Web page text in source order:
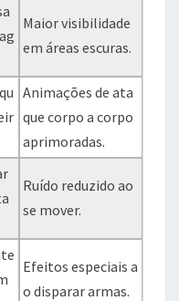
Maior visibilidade
em áreas escuras.
Animações de ata
que corpo a corpo
aprimoradas.
Ruído reduzido ao
se mover.
Efeitos especiais a
o disparar armas.